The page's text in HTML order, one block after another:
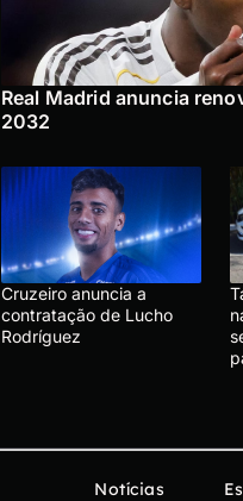
Real Madrid anuncia
2032
Cruzeiro anuncia a
contratação de Lucho
Rodríguez
Notícias